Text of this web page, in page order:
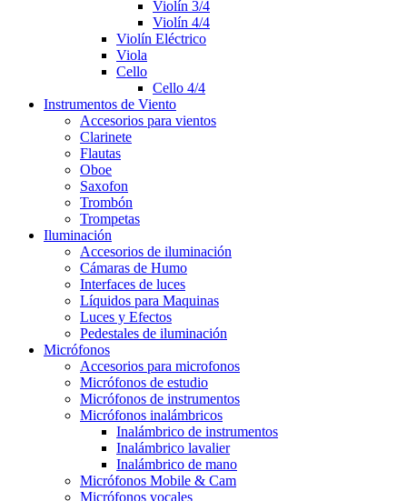
Violín 3/4
Violín 4/4
Violín Eléctrico
Viola
Cello
Cello 4/4
Instrumentos de Viento
Accesorios para vientos
Clarinete
Flautas
Oboe
Saxofon
Trombón
Trompetas
Iluminación
Accesorios de iluminación
Cámaras de Humo
Interfaces de luces
Líquidos para Maquinas
Luces y Efectos
Pedestales de iluminación
Micrófonos
Accesorios para microfonos
Micrófonos de estudio
Micrófonos de instrumentos
Micrófonos inalámbricos
Inalámbrico de instrumentos
Inalámbrico lavalier
Inalámbrico de mano
Micrófonos Mobile & Cam
Micrófonos vocales